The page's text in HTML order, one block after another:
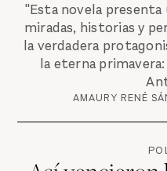
"Esta novela presenta
miradas, historias y
la verdadera
la eterna
AMAURY RENÉ